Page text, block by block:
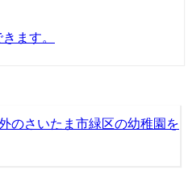
ます。
のさいたま市緑区の幼稚園を